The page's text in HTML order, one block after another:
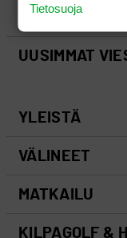
OHJEET
UUSIMMAT
YLEISTÄ
VÄLINEET
MATKAILU
KILPAGOLF &
Tietosuoja